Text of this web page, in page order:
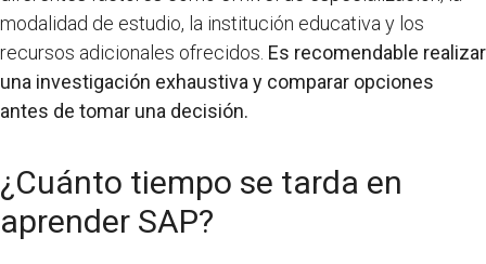
modalidad de estudio, la institución educativa y los
recursos adicionales ofrecidos. Es recomendable realizar
una investigación exhaustiva y comparar opciones
antes de tomar una decisión.
¿Cuánto tiempo se tarda en
aprender SAP?